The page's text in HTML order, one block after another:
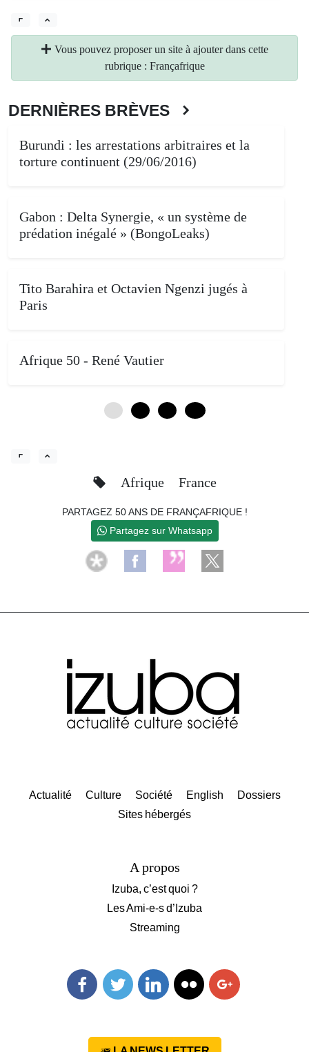
Vous pouvez proposer un site à ajouter dans cette
rubrique : Françafrique
DERNIÈRES BRÈVES
Burundi : les arrestations arbitraires et la
torture continuent (29/06/2016)
Gabon : Delta Synergie, « un système de
prédation inégalé » (BongoLeaks)
Tito Barahira et Octavien Ngenzi jugés à
Paris
Afrique 50 - René Vautier
Afrique France
PARTAGEZ 50 ANS DE FRANÇAFRIQUE !
Partagez sur Whatsapp
Actualité Culture Société English
Dossiers
Sites hébergés
A propos
Izuba, c’est quoi ?
Les Ami-e-s d’Izuba
Streaming